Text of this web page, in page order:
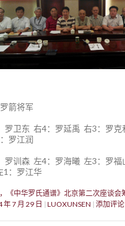
箭将军
罗卫东 右4：罗延禹 右3：罗克
罗江润
罗训森 左4：罗海曦 左3：罗福
1：罗江华
《中华罗氏通谱》北京第二次座谈会
年 7 月 29 日 LUOXUNSEN 添加评论